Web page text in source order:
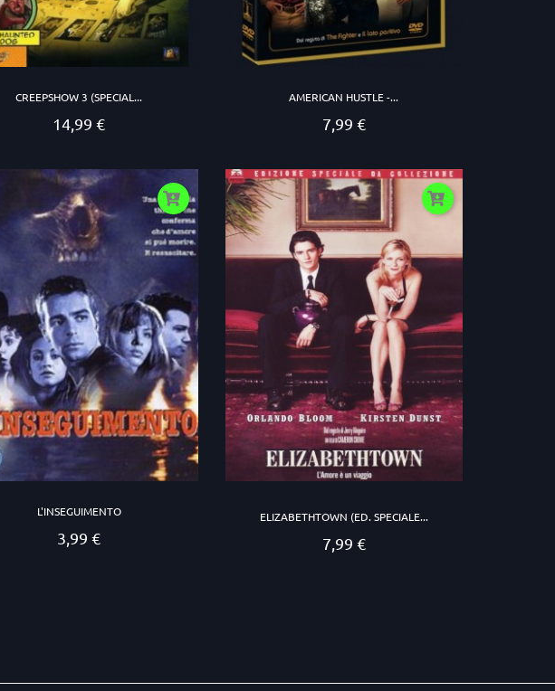
CREEPSHOW 3 (SPECIAL...
Prezzo
14,99 €
AMERICAN HUSTLE -...
Prezzo
7,99 €
L'INSEGUIMENTO
Prezzo
3,99 €
ELIZABETHTOWN (ED. SPECIALE...
Prezzo
7,99 €